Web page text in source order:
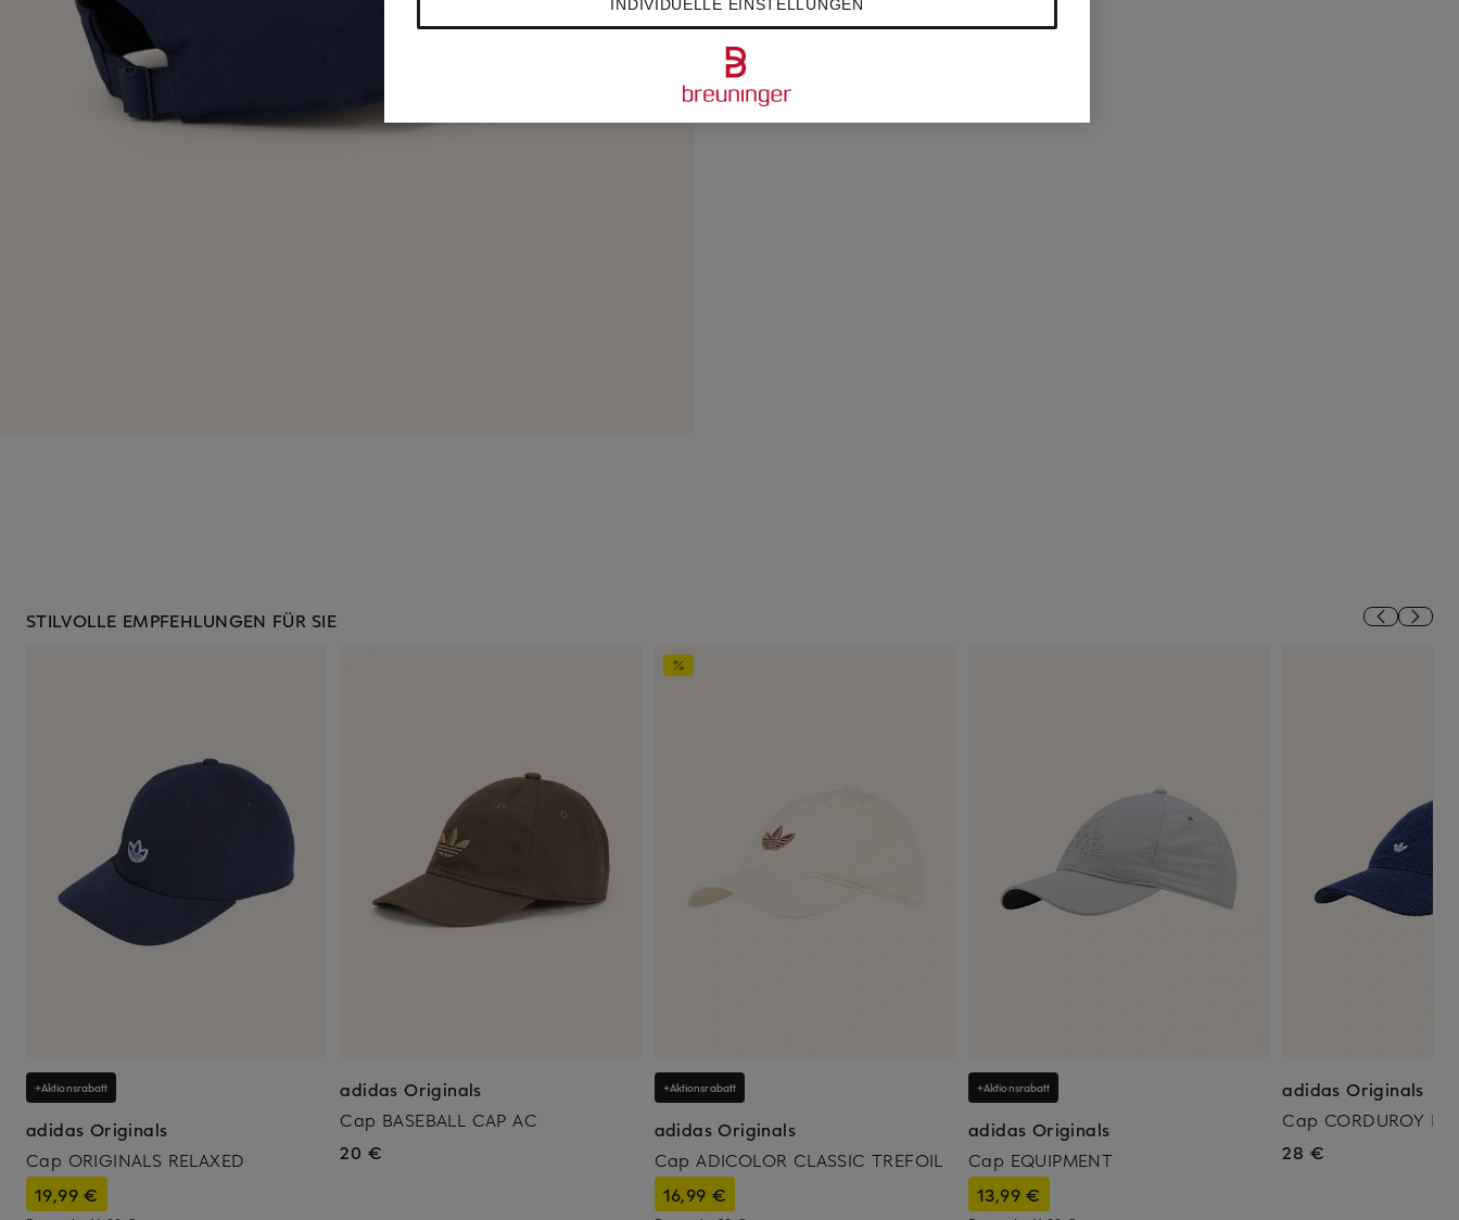
STILVOLLE EMPFEHLUNGEN FÜR SIE
+Aktionsrabatt
adidas Originals
Cap ORIGINALS RELAXED
19,99 €
adidas Originals
Cap BASEBALL CAP AC
20 €
+Aktionsrabatt
adidas Originals
Cap ADICOLOR CLASSIC TREFOIL
16,99 €
+Aktionsrabatt
adidas Originals
Cap EQUIPMENT
13,99 €
adidas Originals
Cap CORDUROY
28 €
INDIVIDUELLE EINSTELLUNGEN